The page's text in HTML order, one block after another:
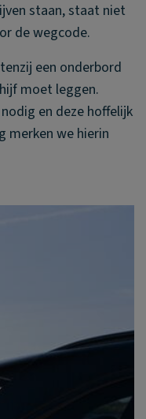
staan, staat niet
de wegcode.
een onderbord
moet leggen.
en deze hoffelijk
merken we hierin